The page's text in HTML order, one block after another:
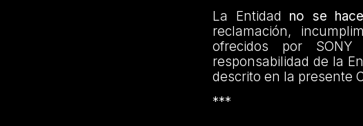
La Entidad no se
reclamación,
ofrecidos por SONY
responsabilidad de la
descrito en la presente
***